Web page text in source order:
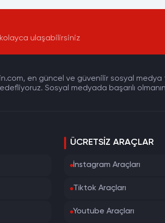
ulaşabilirsiniz
en güncel ve güvenilir sosyal medya
Sosyal medyada başarılı
ÜCRETSIZ ARAÇLAR
İnstagram Araçları
Tiktok Araçları
Youtube Araçları